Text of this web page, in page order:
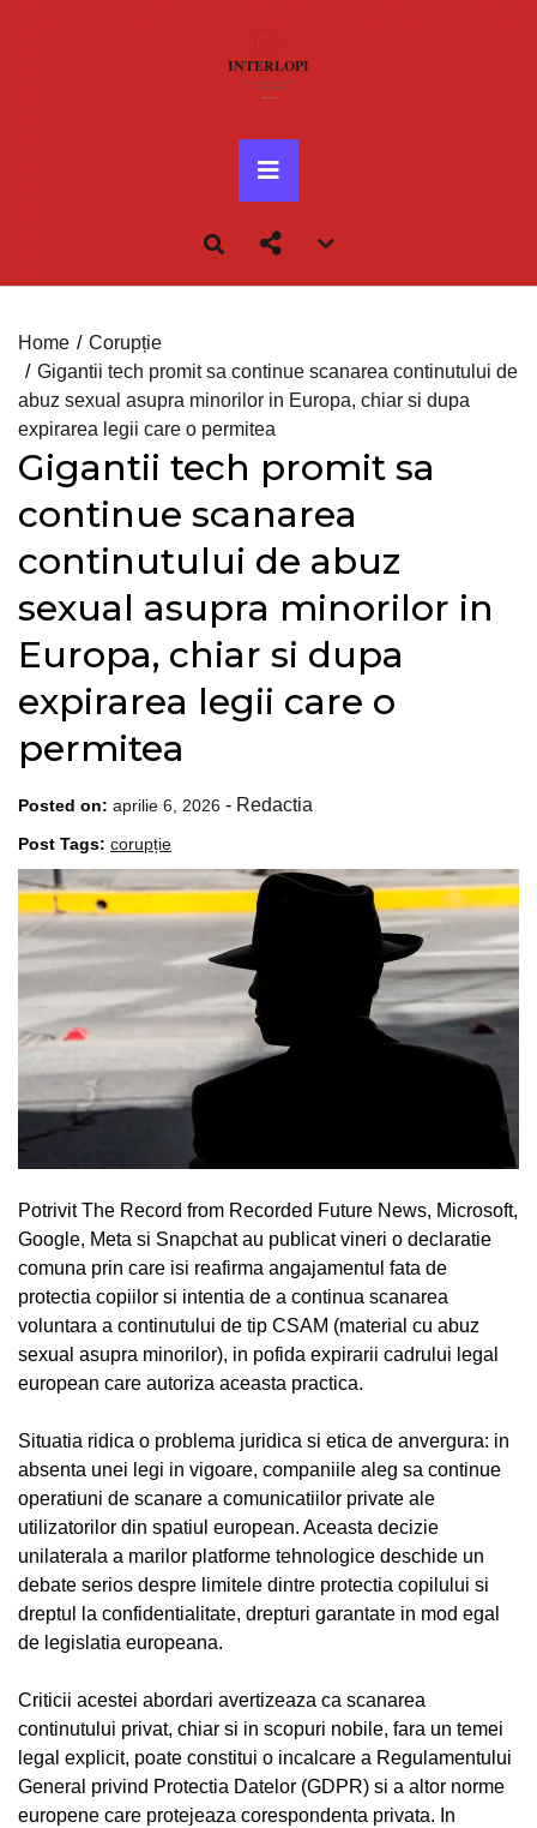
Primary
Menu
menu
Home
Corupție
Gigantii tech promit sa continue scanarea continutului de
abuz sexual asupra minorilor in Europa, chiar si dupa
expirarea legii care o permitea
Gigantii tech promit sa
continue scanarea
continutului de abuz
sexual asupra minorilor in
Europa, chiar si dupa
expirarea legii care o
permitea
Posted on: aprilie 6, 2026 - Redactia
Post Tags: corupție
Potrivit The Record from Recorded Future News, Microsoft,
Google, Meta si Snapchat au publicat vineri o declaratie
comuna prin care isi reafirma angajamentul fata de
protectia copiilor si intentia de a continua scanarea
voluntara a continutului de tip CSAM (material cu abuz
sexual asupra minorilor), in pofida expirarii cadrului legal
european care autoriza aceasta practica.
Situatia ridica o problema juridica si etica de anvergura: in
absenta unei legi in vigoare, companiile aleg sa continue
operatiuni de scanare a comunicatiilor private ale
utilizatorilor din spatiul european. Aceasta decizie
unilaterala a marilor platforme tehnologice deschide un
debate serios despre limitele dintre protectia copilului si
dreptul la confidentialitate, drepturi garantate in mod egal
de legislatia europeana.
Criticii acestei abordari avertizeaza ca scanarea
continutului privat, chiar si in scopuri nobile, fara un temei
legal explicit, poate constitui o incalcare a Regulamentului
General privind Protectia Datelor (GDPR) si a altor norme
europene care protejeaza corespondenta privata. In